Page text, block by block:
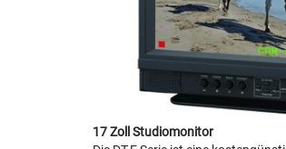
17 Zoll Studiomonitor